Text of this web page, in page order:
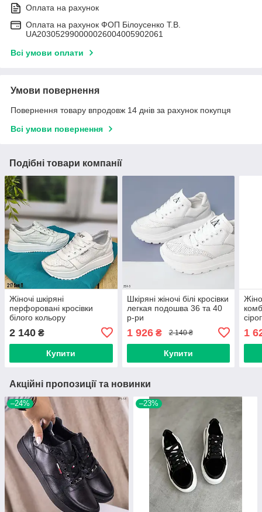
Оплата на рахунок
Оплата на рахунок ФОП Білоусенко Т.В.
UA203052990000026004005902061
Всі умови оплати
Умови повернення
Повернення товару впродовж 14 днів за рахунок покупця
Всі умови повернення
Подібні товари компанії
Жіночі шкіряні
перфоровані кросівки
білого кольору
2 140 ₴
Купити
Шкіряні жіночі білі кросівки
легкая подошва 36 та 40
р-ри
1 926₴ 2 140 ₴
Купити
1
Акційні пропозиції та новинки
–24% –23%